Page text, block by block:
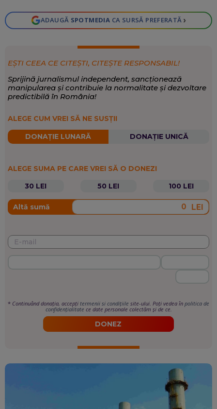
ADAUGĂ SPOTMEDIA CA SURSĂ PREFERATĂ ›
EȘTI CEEA CE CITEȘTI, CITEȘTE RESPONSABIL!
Sprijină jurnalismul independent, sancționează
manipularea și contribuie la normalitate și dezvoltare
predictibilă în România!
ALEGE CUM VREI SĂ NE SUSȚII
DONAȚIE LUNARĂ DONAȚIE UNICĂ
ALEGE SUMA PE CARE VREI SĂ O DONEZI
30 LEI
50 LEI 100 LEI
Altă sumă LEI
* Continuând donația, accepți termenii si condițiile site-ului. Poți vedea în politica de
confidențialitate ce date personale colectăm și de ce.
DONEZ